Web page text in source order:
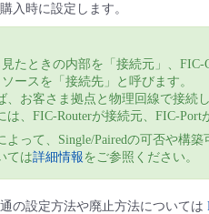
入時に設定します。
たときの内部を「接続元」、
ースを「接続先」と呼びます。
、お客さま拠点と物理回線で接続
は、FIC-Routerが接続元、FIC-Port
よって、Single/Pairedの可否や構
ては詳細情報をご参照ください。
の設定方法や廃止方法については